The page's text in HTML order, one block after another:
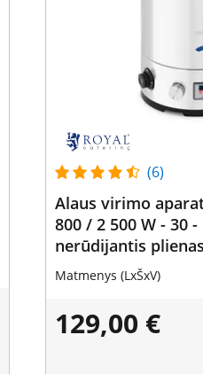
(6)
Alaus virimo
800 / 2 500 W - 30 -
nerūdijantis
laikmatis
Matmenys (LxŠxV)
129,00 €